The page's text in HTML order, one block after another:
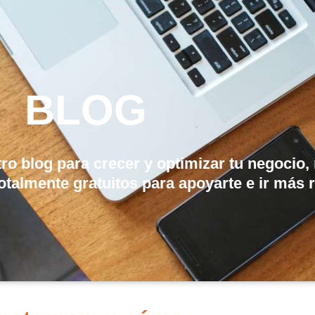
BLOG
blog para crecer y optimizar tu negocio,
gratuitos para apoyarte e ir más